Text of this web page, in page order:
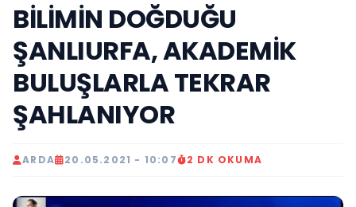
BİLİMİN DOĞDUĞU
ŞANLIURFA, AKADEMİK
BULUŞLARLA TEKRAR
ŞAHLANIYOR
ARDA 20.05.2021 - 10:07 2 DK OKUMA